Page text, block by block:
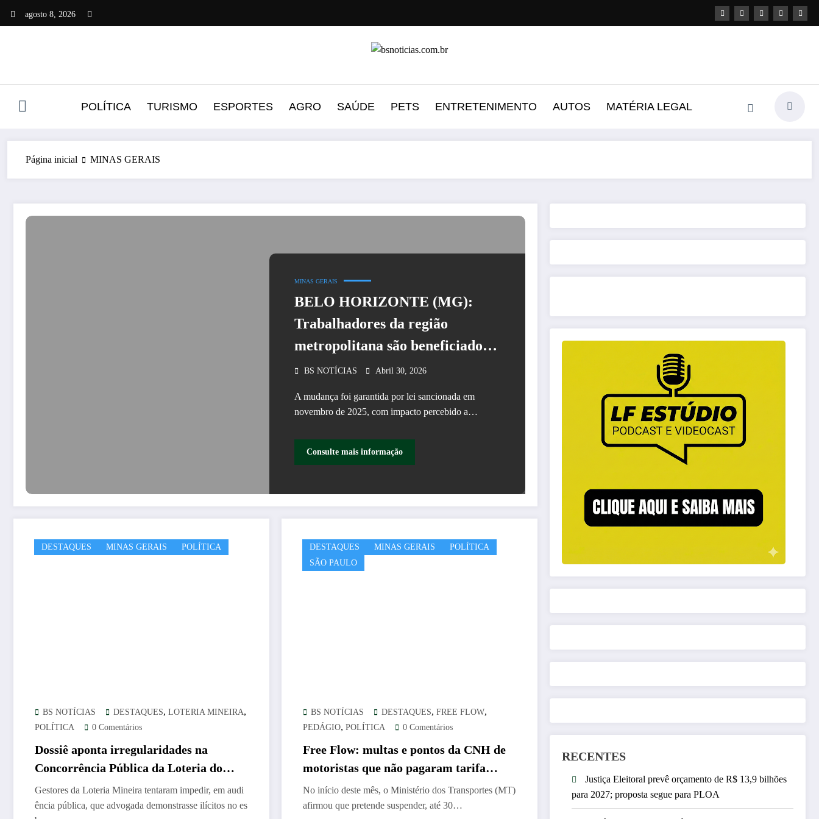
agosto 8, 2026
POLÍTICA TURISMO ESPORTES AGRO SAÚDE PETS ENTRETENIMENTO AUTOS MATÉRIA LEGAL
Página inicial MINAS GERAIS
MINAS GERAIS
BELO HORIZONTE (MG):
Trabalhadores da região
metropolitana são beneficiados
com o Imposto de Renda Zero
BS NOTÍCIAS Abril 30, 2026
A mudança foi garantida por lei sancionada em
novembro de 2025, com impacto percebido a…
Consulte mais informação
DESTAQUES MINAS GERAIS POLÍTICA
BS NOTÍCIAS DESTAQUES, LOTERIA MINEIRA,
POLÍTICA 0 Comentários
Dossiê aponta irregularidades na
Concorrência Pública da Loteria do
Estado de Minas Gerais
Gestores da Loteria Mineira tentaram impedir, em audi
ência pública, que advogada demonstrasse ilícitos no es
DESTAQUES MINAS GERAIS
POLÍTICA
SÃO PAULO
BS NOTÍCIAS DESTAQUES, FREE FLOW,
PEDÁGIO, POLÍTICA 0 Comentários
Free Flow: multas e pontos da CNH de
motoristas que não pagaram tarifa
poderão ser suspensas, em todo o país,
até dezembroPedágio sem cancela
No início deste mês, o Ministério dos Transportes (MT)
afirmou que pretende suspender, até 30…
RECENTES
Justiça Eleitoral prevê orçamento de R$ 13,9 bilhões
para 2027; proposta segue para PLOA